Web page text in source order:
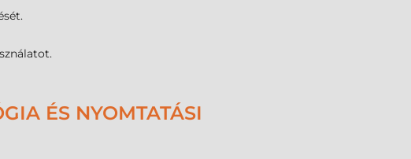
ÉS NYOMTATÁSI